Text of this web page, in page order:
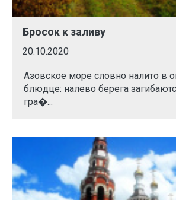
Бросок к заливу
20.10.2020
Азовское море словно налито в
блюдце: налево берега
гра�...